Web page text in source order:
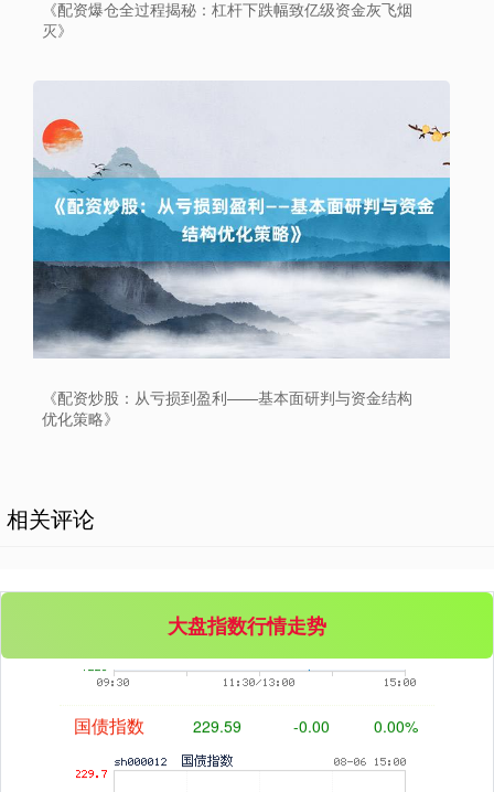
《配资爆仓全过程揭秘：杠杆下跌幅致亿级资金灰飞烟
灭》
《配资炒股：从亏损到盈利——基本面研判与资金结构
优化策略》
相关评论
大盘指数行情走势
创业板指 3515.56 -19.58 -0.55%
国债指数 229.59 -0.00 0.00%